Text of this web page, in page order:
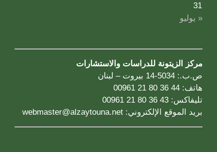
31
« يوليو
مركز الزيتونة للدراسات والاستشارات
ص.ب.: 5034-14 بيروت – لبنان
هاتف: 44 36 80 21 00961
تليفاكس: 43 36 80 21 00961
بريد الموقع الإلكتروني: webmaster@alzaytouna.net